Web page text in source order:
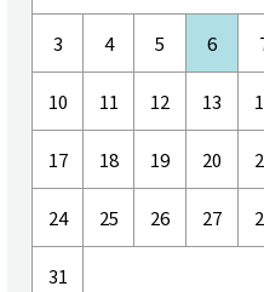
3 4 5 6
10 11 12 13
17 18 19 20
24 25 26 27
31